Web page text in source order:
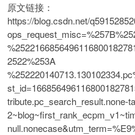
原文链接：
https://blog.csdn.net/
2522%253A
tribute.pc_search_result.none-